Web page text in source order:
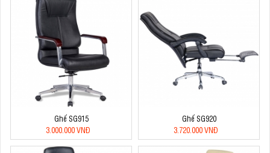
Ghế SG915
3.000.000 VNĐ
Ghế SG920
3.720.000 VNĐ